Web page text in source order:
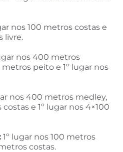
nos 100 metros costas e
livre.
nos 400 metros
metros peito e 1º lugar nos
nos 400 metros medley,
e 1º lugar nos 4×100
1º lugar nos 100 metros
costas.